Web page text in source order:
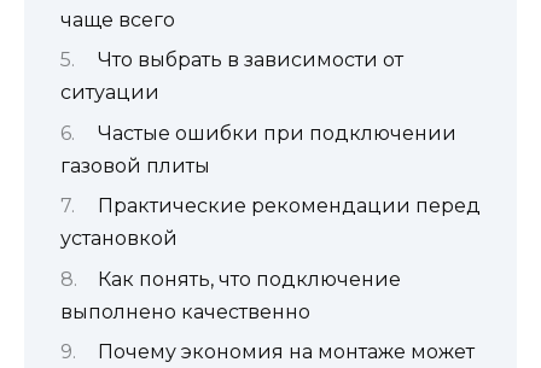
чаще всего
Что выбрать в зависимости от
ситуации
Частые ошибки при подключении
газовой плиты
Практические рекомендации перед
установкой
Как понять, что подключение
выполнено качественно
Почему экономия на монтаже может